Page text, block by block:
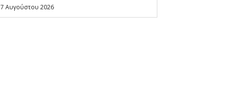
7 Αυγούστου 2026